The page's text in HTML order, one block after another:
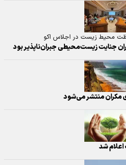
محیط زیست در اجلاس اکو
جنایت زیست‌محیطی جبران‌ناپذیر بود
مکران منتشر می‌شود
شد